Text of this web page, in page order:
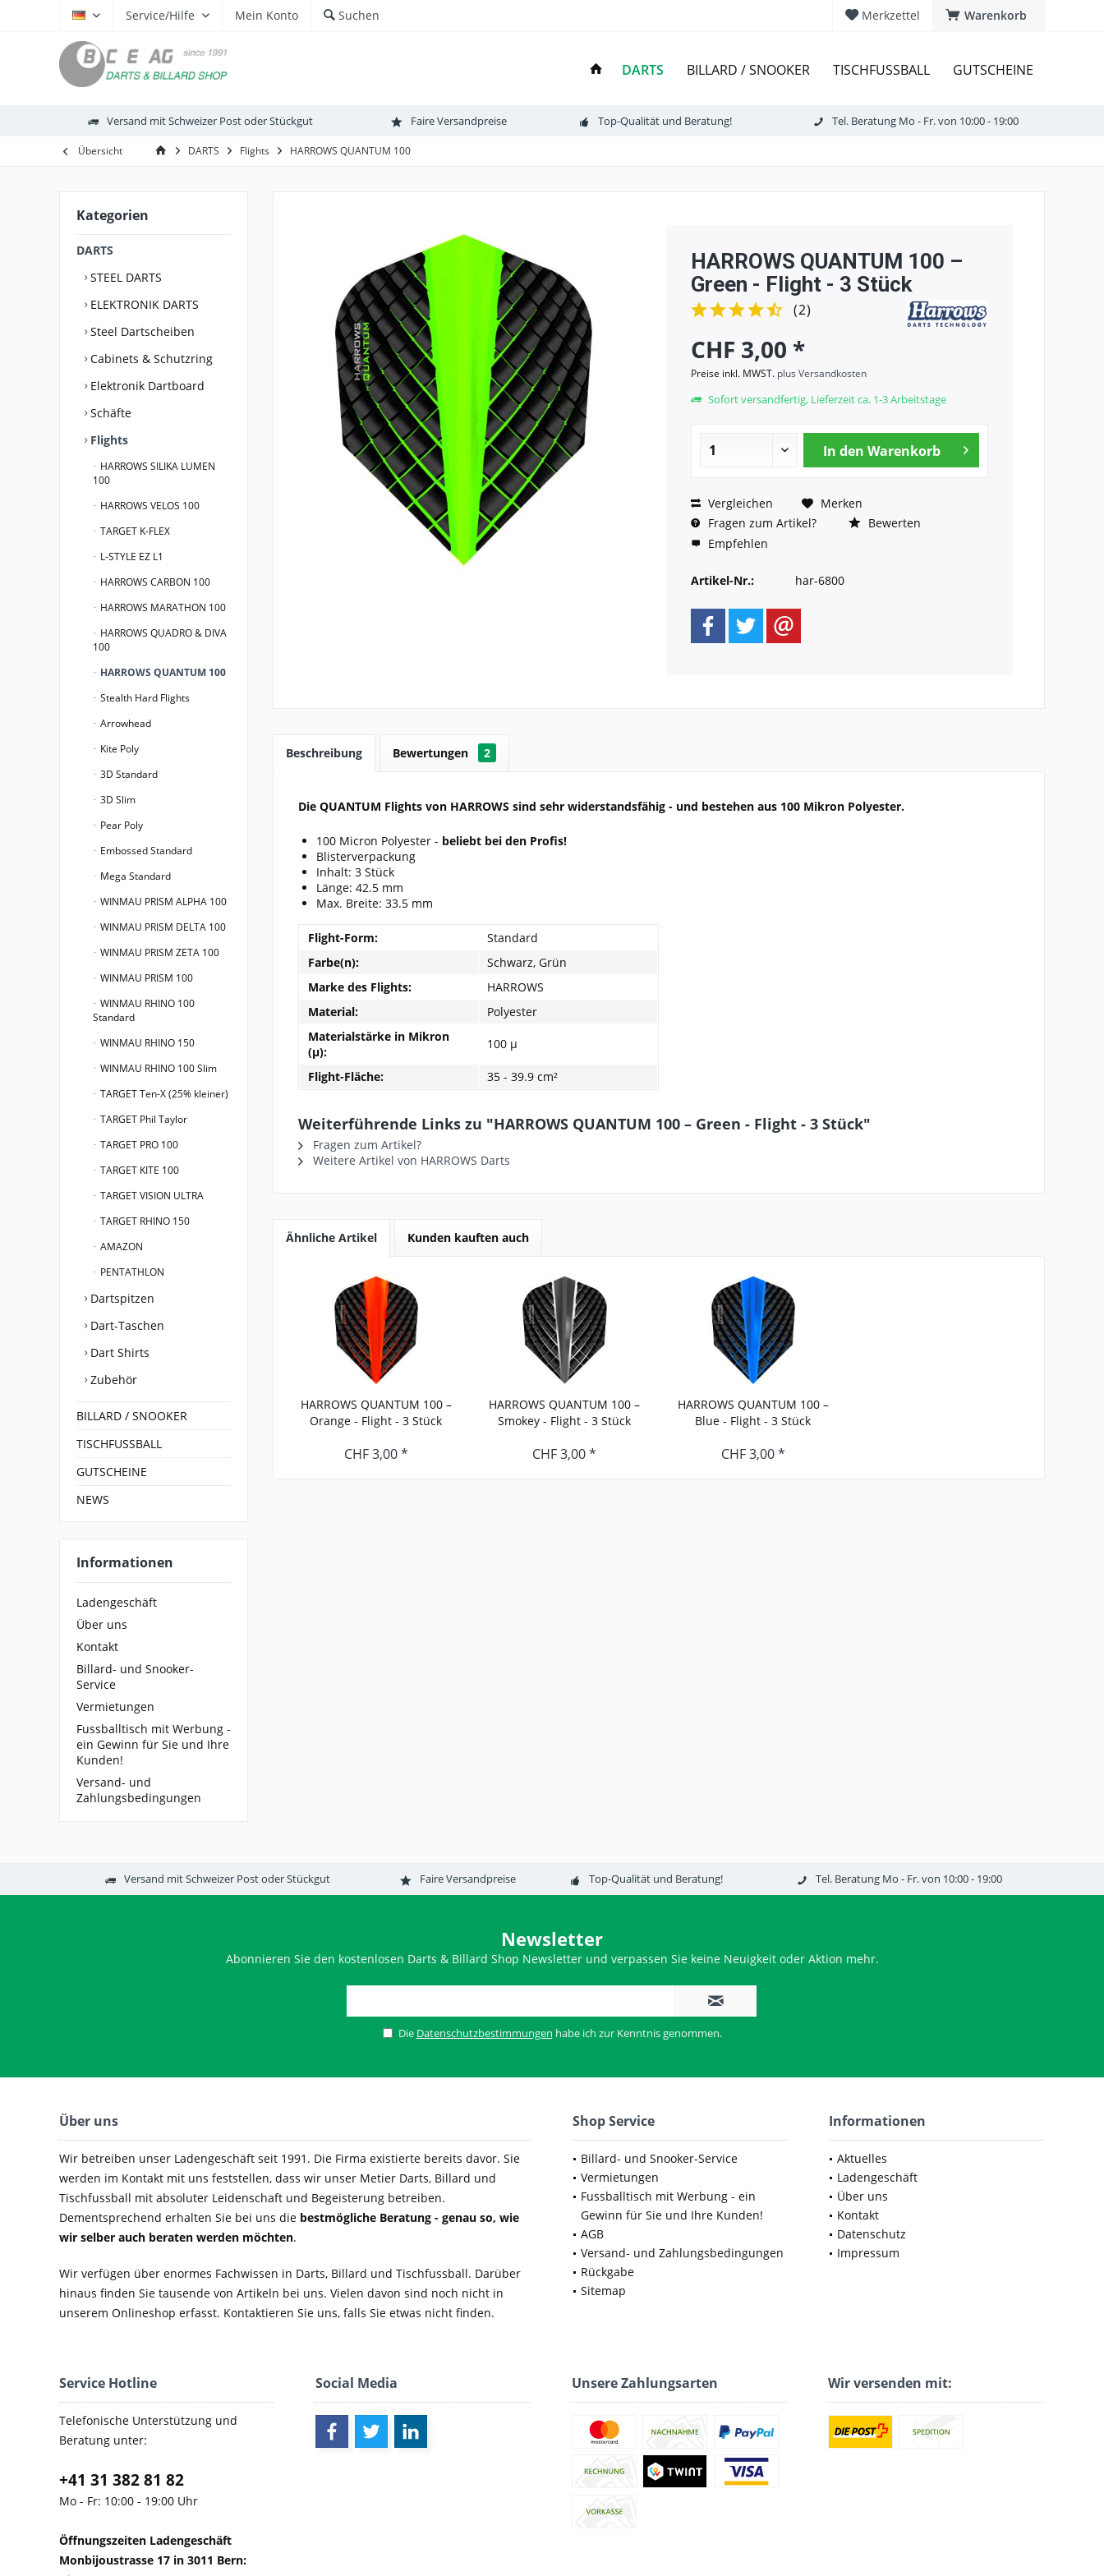
Warenkorb
Merkzettel
Service/Hilfe Mein Konto Suchen
DARTS BILLARD / SNOOKER TISCHFUSSBALL GUTSCHEINE
Versand mit Schweizer Post oder Stückgut Faire Versandpreise Top-Qualität und Beratung! Tel. Beratung Mo - Fr. von 10:00 - 19:00
Übersicht DARTS Flights HARROWS QUANTUM 100
Kategorien
DARTS
STEEL DARTS
ELEKTRONIK DARTS
Steel Dartscheiben
Cabinets & Schutzring
Elektronik Dartboard
Schäfte
Flights
HARROWS SILIKA LUMEN
100
HARROWS VELOS 100
TARGET K-FLEX
L-STYLE EZ L1
HARROWS CARBON 100
HARROWS MARATHON 100
HARROWS QUADRO & DIVA
100
HARROWS QUANTUM 100
Stealth Hard Flights
Arrowhead
Kite Poly
3D Standard
3D Slim
Pear Poly
Embossed Standard
Mega Standard
WINMAU PRISM ALPHA 100
WINMAU PRISM DELTA 100
WINMAU PRISM ZETA 100
WINMAU PRISM 100
WINMAU RHINO 100
Standard
WINMAU RHINO 150
WINMAU RHINO 100 Slim
TARGET Ten-X (25% kleiner)
TARGET Phil Taylor
TARGET PRO 100
TARGET KITE 100
TARGET VISION ULTRA
TARGET RHINO 150
AMAZON
PENTATHLON
Dartspitzen
Dart-Taschen
Dart Shirts
Zubehör
BILLARD / SNOOKER
TISCHFUSSBALL
GUTSCHEINE
NEWS
Informationen
Ladengeschäft
Über uns
Kontakt
Billard- und Snooker-
Service
Vermietungen
Fussballtisch mit Werbung -
ein Gewinn für Sie und Ihre
Kunden!
Versand- und
Zahlungsbedingungen
HARROWS QUANTUM 100 –
Green - Flight - 3 Stück
(2)
CHF 3,00 *
Preise inkl. MWST. plus Versandkosten
Sofort versandfertig, Lieferzeit ca. 1-3 Arbeitstage
In den Warenkorb
Vergleichen
Merken
Fragen zum Artikel?
Bewerten
Empfehlen
Artikel-Nr.: har-6800
Beschreibung Bewertungen 2
Die QUANTUM Flights von HARROWS sind sehr widerstandsfähig - und bestehen aus 100 Mikron Polyester.
100 Micron Polyester - beliebt bei den Profis!
Blisterverpackung
Inhalt: 3 Stück
Länge: 42.5 mm
Max. Breite: 33.5 mm
Flight-Form:
Standard
Farbe(n):
Schwarz, Grün
Marke des Flights:
HARROWS
Material:
Polyester
Materialstärke in Mikron
(µ):
100 µ
Flight-Fläche: 35 - 39.9 cm²
Weiterführende Links zu "HARROWS QUANTUM 100 – Green - Flight - 3 Stück"
Fragen zum Artikel?
Weitere Artikel von HARROWS Darts
Ähnliche Artikel Kunden kauften auch
HARROWS QUANTUM 100 –
Orange - Flight - 3 Stück
CHF 3,00 *
HARROWS QUANTUM 100 –
Smokey - Flight - 3 Stück
CHF 3,00 *
HARROWS QUANTUM 100 –
Blue - Flight - 3 Stück
CHF 3,00 *
Versand mit Schweizer Post oder Stückgut Faire Versandpreise Top-Qualität und Beratung! Tel. Beratung Mo - Fr. von 10:00 - 19:00
Newsletter
Abonnieren Sie den kostenlosen Darts & Billard Shop Newsletter und verpassen Sie keine Neuigkeit oder Aktion mehr.
Die Datenschutzbestimmungen habe ich zur Kenntnis genommen.
Über uns
Wir betreiben unser Ladengeschäft seit 1991. Die Firma existierte bereits davor. Sie
werden im Kontakt mit uns feststellen, dass wir unser Metier Darts, Billard und
Tischfussball mit absoluter Leidenschaft und Begeisterung betreiben.
Dementsprechend erhalten Sie bei uns die bestmögliche Beratung - genau so, wie
wir selber auch beraten werden möchten.
Wir verfügen über enormes Fachwissen in Darts, Billard und Tischfussball. Darüber
hinaus finden Sie tausende von Artikeln bei uns. Vielen davon sind noch nicht in
unserem Onlineshop erfasst. Kontaktieren Sie uns, falls Sie etwas nicht finden.
Shop Service
Billard- und Snooker-Service
Vermietungen
Fussballtisch mit Werbung - ein
Gewinn für Sie und Ihre Kunden!
AGB
Versand- und Zahlungsbedingungen
Rückgabe
Sitemap
Informationen
Aktuelles
Ladengeschäft
Über uns
Kontakt
Datenschutz
Impressum
Service Hotline
Telefonische Unterstützung und
Beratung unter:
+41 31 382 81 82
Mo - Fr: 10:00 - 19:00 Uhr
Öffnungszeiten Ladengeschäft
Monbijoustrasse 17 in 3011 Bern:
Social Media Unsere Zahlungsarten Wir versenden mit: